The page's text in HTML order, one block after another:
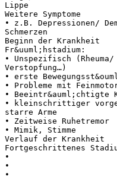
Lippe
Weitere Symptome
• z.B. Depressionen/
Schmerzen
Beginn der Krankheit
Fr&uuml;hstadium:
• Unspezifisch
Verstopfung…)
• erste
• Probleme mit
• Beeintr&auml;chtigte
• kleinschrittiger
starre Arme
• Zeitweise Ruhetremor
• Mimik, Stimme
Verlauf der Krankheit
Fortgeschrittenes
•
•
•